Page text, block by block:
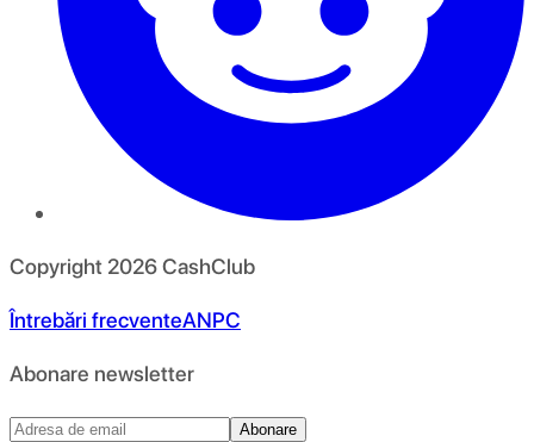
Copyright 2026CashClub
Întrebări frecventeANPC
Abonare newsletter
Abonare